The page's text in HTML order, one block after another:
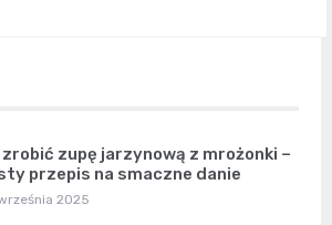
zupę jarzynową z mrożonki –
przepis na smaczne danie
2025